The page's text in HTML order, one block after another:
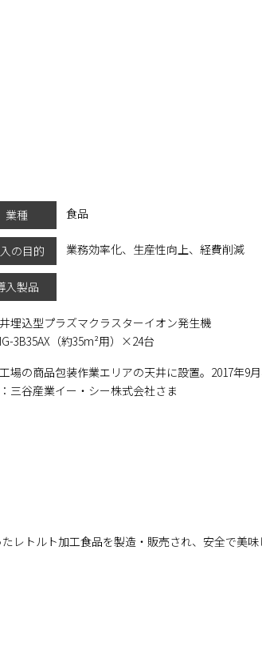
業種 食品
の目的 業務効率化、生産性向上、経費削減
入製品
埋込型プラズマクラスターイオン発生機
3B35AX（約35m²用）×24台
場の商品包装作業エリアの天井に設置。2017年9月
三谷産業イー・シー株式会社さま
レトルト加工食品を製造・販売され、安全で美